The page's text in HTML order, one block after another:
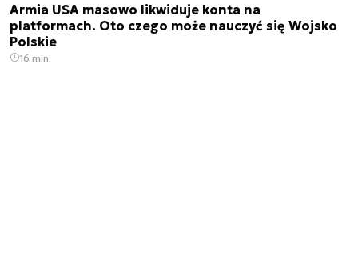
Armia USA masowo likwiduje konta na
platformach. Oto czego może nauczyć się Wojsko
Polskie
16 min.